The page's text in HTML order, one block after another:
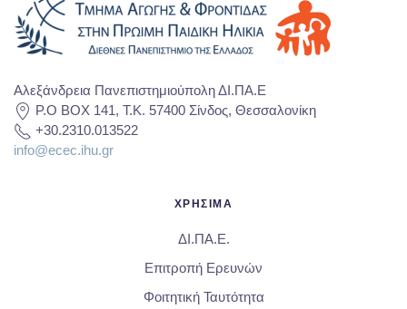
Αλεξάνδρεια Πανεπιστημιούπολη ΔΙ.ΠΑ.Ε
P.O BOX 141, T.K. 57400 Σίνδος, Θεσσαλονίκη
+30.2310.013522
info@ecec.ihu.gr
ΧΡΗΣΙΜΑ
ΔΙ.ΠΑ.Ε.
Επιτροπή Ερευνών
Φοιτητική Ταυτότητα